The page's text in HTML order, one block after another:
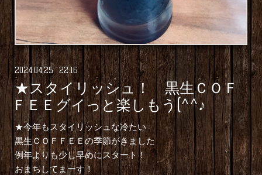
2024.04.25 22:16
★スタイリッシュ！ 黒生ＣＯＦ
ＦＥＥグイっと楽しもう(^^♪
★今年もスタイリッシュな冷たい
黒生ＣＯＦＦＥＥの季節がきました
例年よりも少し早めにスタート！
おまちしてまーす！